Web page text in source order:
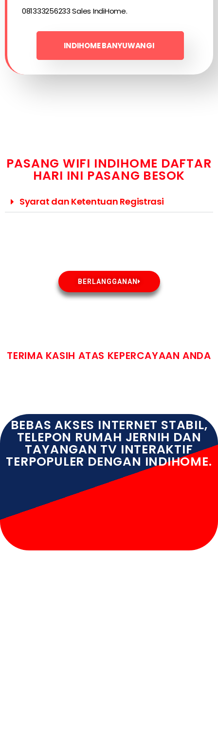
081333256233 Sales IndiHome.
INDIHOME BANYUWANGI
PASANG WIFI INDIHOME DAFTAR
HARI INI PASANG BESOK
Syarat dan Ketentuan Registrasi
BERLANGGANAN
TERIMA KASIH ATAS KEPERCAYAAN ANDA
BEBAS AKSES INTERNET STABIL,
TELEPON RUMAH JERNIH DAN
TAYANGAN TV INTERAKTIF
TERPOPULER DENGAN INDIHOME.